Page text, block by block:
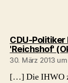
CDU-Politiker
'Reichshof'
30. März 2013
[…] Die IHWO